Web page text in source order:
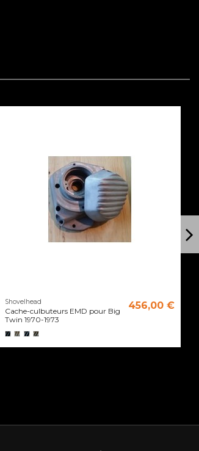
Shovelhead
Cache-culbuteurs EMD pour Big
Twin 1970-1973
456,00 €